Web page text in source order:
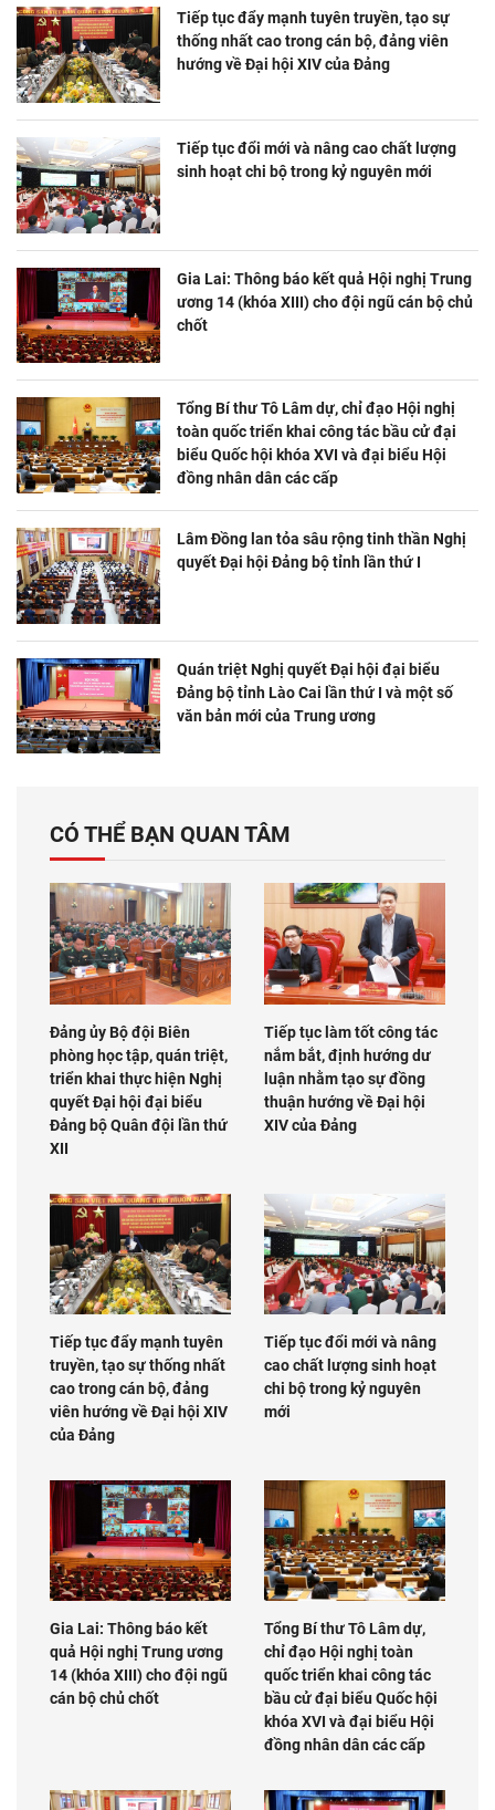
Tiếp tục đẩy mạnh tuyên truyền, tạo sự
thống nhất cao trong cán bộ, đảng viên
hướng về Đại hội XIV của Đảng
Tiếp tục đổi mới và nâng cao chất lượng
sinh hoạt chi bộ trong kỷ nguyên mới
Gia Lai: Thông báo kết quả Hội nghị Trung
ương 14 (khóa XIII) cho đội ngũ cán bộ chủ
chốt
Tổng Bí thư Tô Lâm dự, chỉ đạo Hội nghị
toàn quốc triển khai công tác bầu cử đại
biểu Quốc hội khóa XVI và đại biểu Hội
đồng nhân dân các cấp
Lâm Đồng lan tỏa sâu rộng tinh thần Nghị
quyết Đại hội Đảng bộ tỉnh lần thứ I
Quán triệt Nghị quyết Đại hội đại biểu
Đảng bộ tỉnh Lào Cai lần thứ I và một số
văn bản mới của Trung ương
CÓ THỂ BẠN QUAN TÂM
Đảng ủy Bộ đội Biên
phòng học tập, quán triệt,
triển khai thực hiện Nghị
quyết Đại hội đại biểu
Đảng bộ Quân đội lần thứ
XII
Tiếp tục làm tốt công tác
nắm bắt, định hướng dư
luận nhằm tạo sự đồng
thuận hướng về Đại hội
XIV của Đảng
Tiếp tục đẩy mạnh tuyên
truyền, tạo sự thống nhất
cao trong cán bộ, đảng
viên hướng về Đại hội XIV
của Đảng
Tiếp tục đổi mới và nâng
cao chất lượng sinh hoạt
chi bộ trong kỷ nguyên
mới
Gia Lai: Thông báo kết
quả Hội nghị Trung ương
14 (khóa XIII) cho đội ngũ
cán bộ chủ chốt
Tổng Bí thư Tô Lâm dự,
chỉ đạo Hội nghị toàn
quốc triển khai công tác
bầu cử đại biểu Quốc hội
khóa XVI và đại biểu Hội
đồng nhân dân các cấp